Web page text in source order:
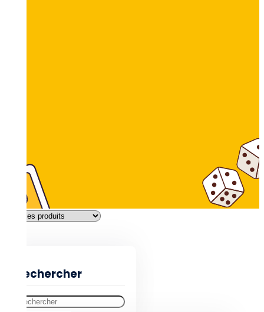
Rechercher